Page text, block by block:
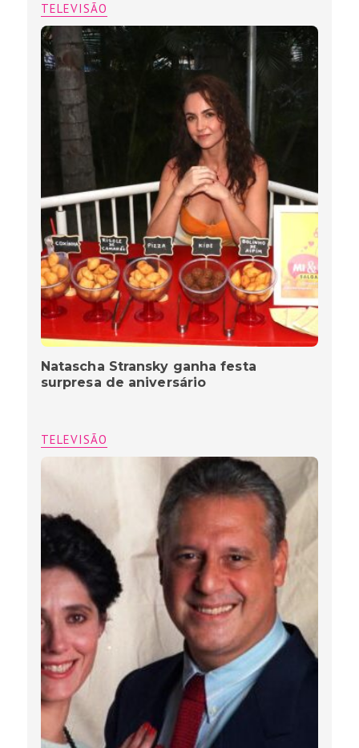
TELEVISÃO
Natascha Stransky ganha festa
surpresa de aniversário
TELEVISÃO